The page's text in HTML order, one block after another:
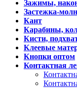
Зажимы,
Застежка-
Кант
Карабины,
Кисти,
Клеевые
Кнопки оптом
Контактная